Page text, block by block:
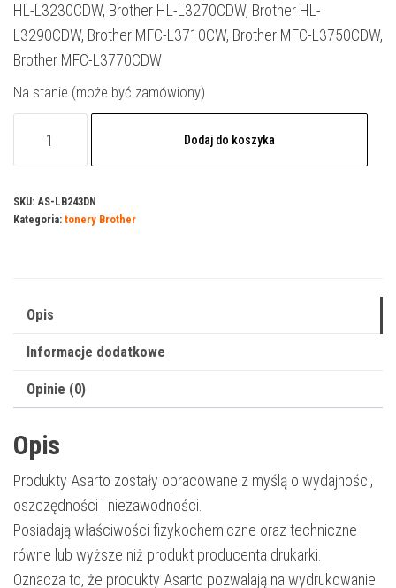
HL-L3230CDW, Brother HL-L3270CDW, Brother HL-
L3290CDW, Brother MFC-L3710CW, Brother MFC-L3750CDW,
Brother MFC-L3770CDW
Na stanie (może być zamówiony)
Bęben
do
Brother
18000
Dodaj do koszyka
SKU: AS-LB243DN
Kategoria: tonery Brother
Opis
Informacje dodatkowe
Opinie (0)
Opis
Produkty Asarto zostały opracowane z myślą o wydajności,
oszczędności i niezawodności.
Posiadają właściwości fizykochemiczne oraz techniczne
równe lub wyższe niż produkt producenta drukarki.
Oznacza to, że produkty Asarto pozwalają na wydrukowanie